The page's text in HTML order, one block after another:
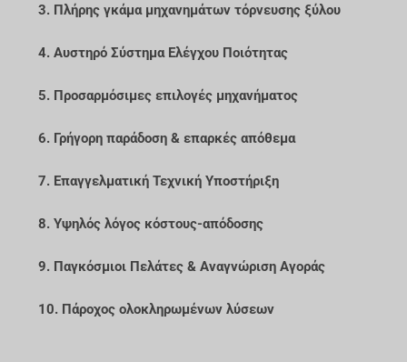
3. Πλήρης γκάμα μηχανημάτων τόρνευσης ξύλου
4. Αυστηρό Σύστημα Ελέγχου Ποιότητας
5. Προσαρμόσιμες επιλογές μηχανήματος
6. Γρήγορη παράδοση & επαρκές απόθεμα
7. Επαγγελματική Τεχνική Υποστήριξη
8. Υψηλός λόγος κόστους-απόδοσης
9. Παγκόσμιοι Πελάτες & Αναγνώριση Αγοράς
10. Πάροχος ολοκληρωμένων λύσεων